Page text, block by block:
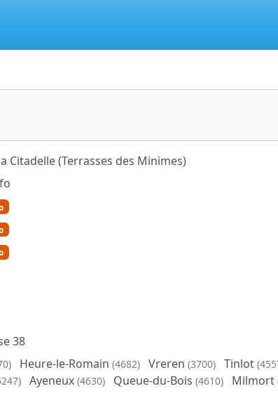
Citadelle (Terrasses des Minimes)
38
Heure-le-Romain (4682) Vreren (3700) Tinlot
Ayeneux (4630) Queue-du-Bois (4610) Milmort